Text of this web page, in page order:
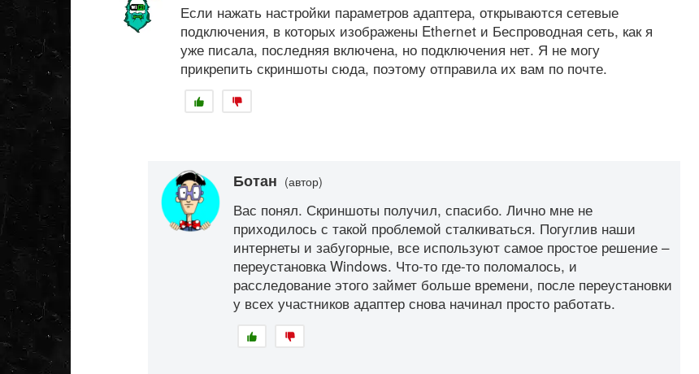
Если нажать настройки параметров адаптера, открываются сетевые
подключения, в которых изображены Ethernet и Беспроводная сеть, как я
уже писала, последняя включена, но подключения нет. Я не могу
прикрепить скриншоты сюда, поэтому отправила их вам по почте.
Ботан (автор)
Вас понял. Скриншоты получил, спасибо. Лично мне не
приходилось с такой проблемой сталкиваться. Погуглив наши
интернеты и забугорные, все используют самое простое решение –
переустановка Windows. Что-то где-то поломалось, и
расследование этого займет больше времени, после переустановки
у всех участников адаптер снова начинал просто работать.